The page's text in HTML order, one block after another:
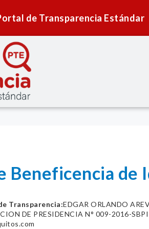
de Transparencia Estándar
Beneficencia de
Transparencia:EDGAR ORLANDO
DE PRESIDENCIA N° 009-2016-SBPI